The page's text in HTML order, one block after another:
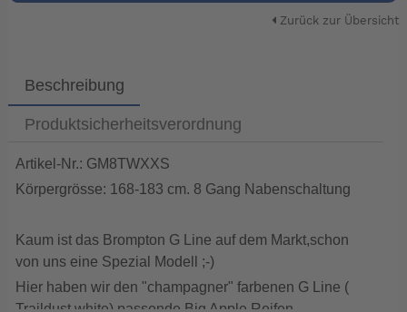
Zurück zur Übersicht
Beschreibung
Produktsicherheitsverordnung
Artikel-Nr.: GM8TWXXS
Körpergrösse: 168-183 cm. 8 Gang Nabenschaltung
Kaum ist das Brompton G Line auf dem Markt,schon
von uns eine Spezial Modell ;-)
Hier haben wir den "champagner" farbenen G Line (